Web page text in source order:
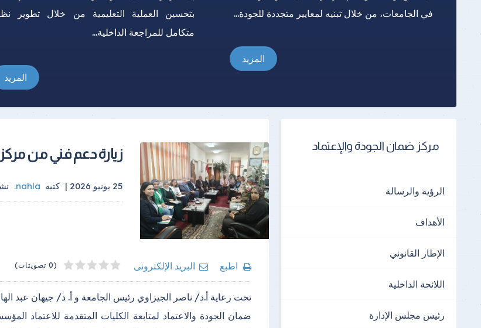
في الجامعات، من خلال تبنيه لمعايير متجددة للجودة...
المزيد
بتحسين العملية التعليمية من خلال تطوير
متكامل للمراجعة الداخلية...
المزيد
زيارة دعم فني من مركز
25 يونيو 2026 | كتبه nahla
.
اطبع البريد الإلكترونى 1
2
3
4
5 (0 تصويتات)
تحت رعاية أ.د/ ناصر الجيزاوي رئيس الجامعة و أ. د/ جيهان عبد
ضمان الجودة والاعتماد لمتابعة الكليات المتقدمة للاعتماد
مركز ضمان الجودة والإعتماد
الرؤية والرسالة
الأهداف
الإطار القانوني
اللائحة الداخلية
رئيس مجلس الإدارة